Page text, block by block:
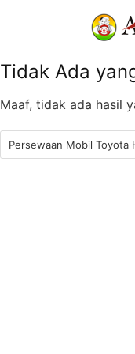
Tidak Ada
Maaf, tidak ada hasil